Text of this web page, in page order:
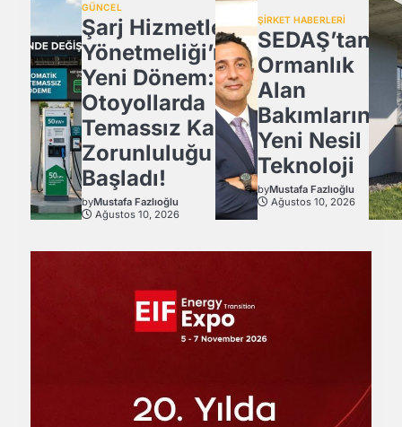
GÜNCEL
Şarj Hizmetleri
Yönetmeliği’nde
Yeni Dönem:
Otoyollarda
Temassız Kart
Zorunluluğu
Başladı!
byMustafa Fazlıoğlu
Ağustos 10, 2026
ŞİRKET HABERLERİ
SEDAŞ’tan
Ormanlık
Alan
Bakımlarında
Yeni Nesil
Teknoloji
byMustafa Fazlıoğlu
Ağustos 10, 2026